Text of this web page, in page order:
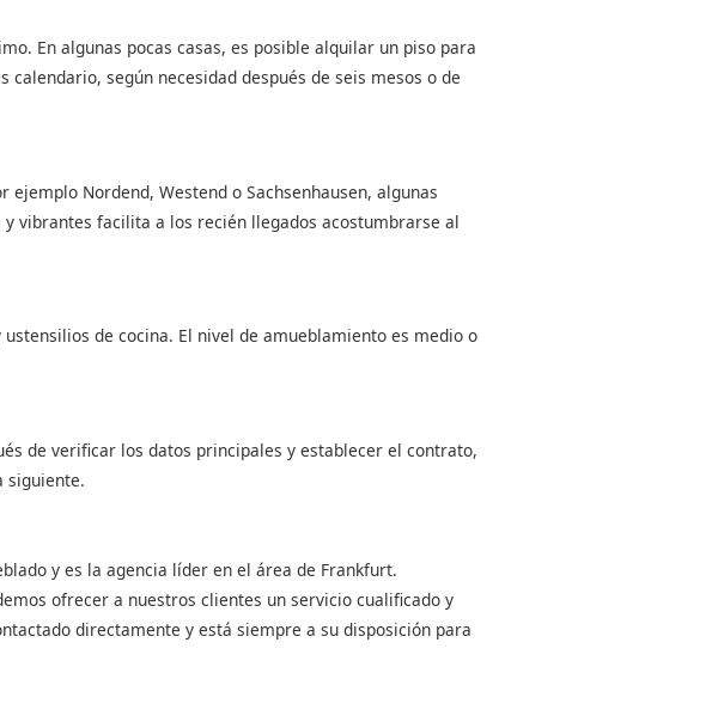
En algunas pocas casas, es posible alquilar un piso para
según necesidad después de seis mesos o de
Nordend, Westend o Sachsenhausen, algunas
vibrantes facilita a los recién llegados acostumbrarse al
de cocina. El nivel de amueblamiento es medio o
de verificar los datos principales y establecer el contrato,
siguiente.
y es la agencia líder en el área de Frankfurt.
ofrecer a nuestros clientes un servicio cualificado y
directamente y está siempre a su disposición para